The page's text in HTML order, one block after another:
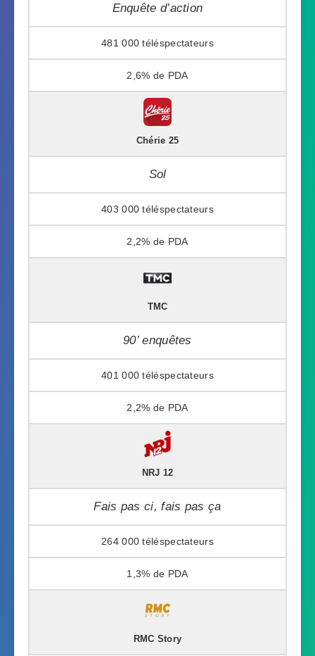
Enquête d’action
481 000
2,6%
Chérie 25
Sol
403 000
2,2%
TMC
90’ enquêtes
401 000
2,2%
NRJ 12
Fais pas ci, fais pas ça
264 000
1,3%
RMC Story